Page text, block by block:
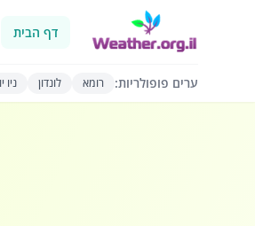
דף הבית
ערים פופולריות: רומא לונדון ניו